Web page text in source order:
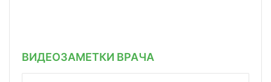
ВИДЕОЗАМЕТКИ ВРАЧА